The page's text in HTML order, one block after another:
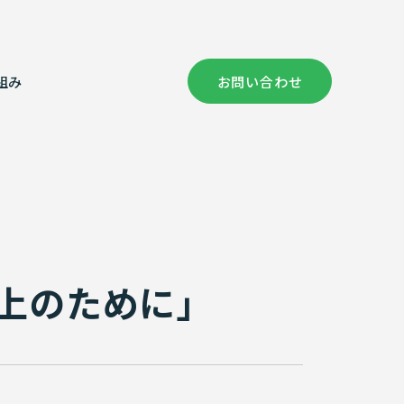
み お問い合わせ
のために」